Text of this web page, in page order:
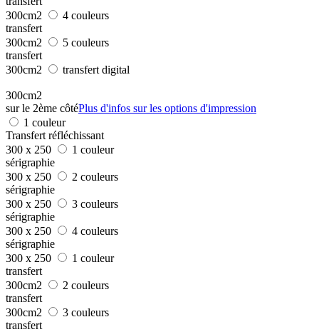
300cm2
4 couleurs
transfert
300cm2
5 couleurs
transfert
300cm2
transfert digital
300cm2
sur le 2ème côtéPlus d'infos sur les options d'impression
1 couleur
Transfert réfléchissant
300 x 250
1 couleur
sérigraphie
300 x 250
2 couleurs
sérigraphie
300 x 250
3 couleurs
sérigraphie
300 x 250
4 couleurs
sérigraphie
300 x 250
1 couleur
transfert
300cm2
2 couleurs
transfert
300cm2
3 couleurs
transfert